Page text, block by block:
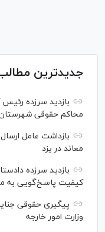
جدیدترین
بازدید سرزده
محاکم حقوقی
بازداشت عامل
معاند در یزد
بازدید سرزده
کیفیت پاسخ‌گویی به
پیگیری حقوقی
وزارت امور خارجه